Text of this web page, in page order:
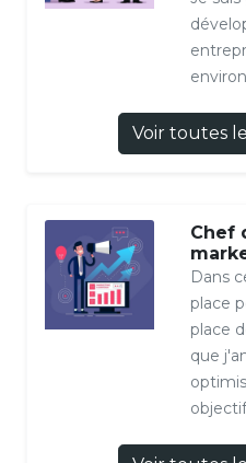
Voir toutes
Chef
Dans
place
place
que